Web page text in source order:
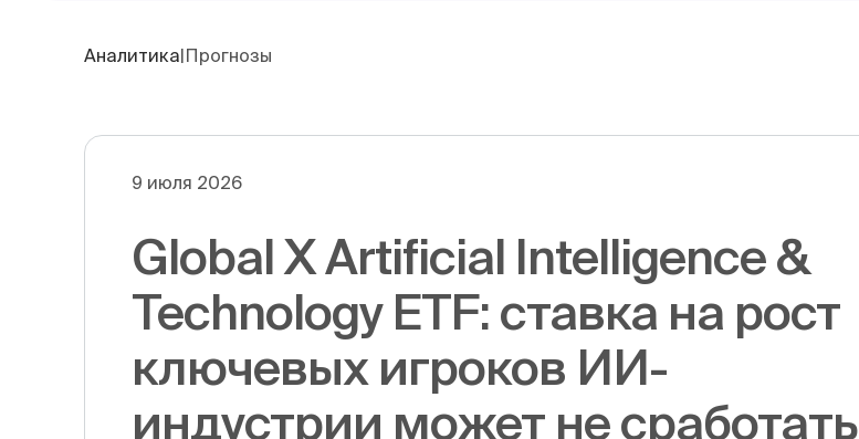
Аналитика|Прогнозы
9 июля 2026
Global X Artificial Intelligence &
Technology ETF: cтавка на рост
ключевых игроков ИИ-
индустрии может не сработать